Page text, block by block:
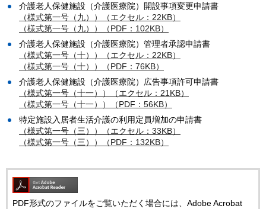
介護老人保健施設（介護医療院）開設事項変更申請書
（様式第一号（九））（エクセル：22KB）
（様式第一号（九））（PDF：102KB）
介護老人保健施設（介護医療院）管理者承認申請書
（様式第一号（十））（エクセル：22KB）
（様式第一号（十））（PDF：76KB）
介護老人保健施設（介護医療院）広告事項許可申請書
（様式第一号（十一））（エクセル：21KB）
（様式第一号（十一））（PDF：56KB）
特定施設入居者生活介護の利用定員増加の申請書
（様式第一号（三））（エクセル：33KB）
（様式第一号（三））（PDF：132KB）
PDF形式のファイルをご覧いただく場合には、Adobe Acrobat